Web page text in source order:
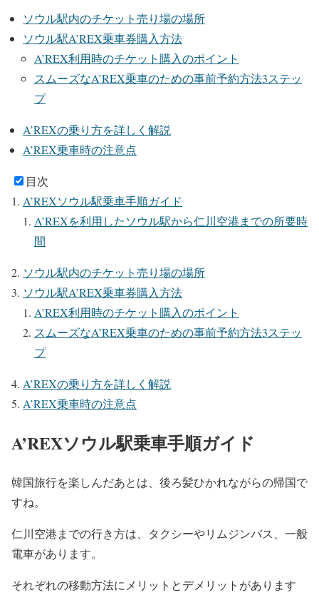
ソウル駅内のチケット売り場の場所
ソウル駅A’REX乗車券購入方法
A’REX利用時のチケット購入のポイント
スムーズなA’REX乗車のための事前予約方法3ステッ
プ
A’REXの乗り方を詳しく解説
A’REX乗車時の注意点
目次
A’REXソウル駅乗車手順ガイド
A’REXを利用したソウル駅から仁川空港までの所要時
間
ソウル駅内のチケット売り場の場所
ソウル駅A’REX乗車券購入方法
A’REX利用時のチケット購入のポイント
スムーズなA’REX乗車のための事前予約方法3ステッ
プ
A’REXの乗り方を詳しく解説
A’REX乗車時の注意点
A’REXソウル駅乗車手順ガイド
韓国旅行を楽しんだあとは、後ろ髪ひかれながらの帰国で
すね。
仁川空港までの行き方は、タクシーやリムジンバス、一般
電車があります。
それぞれの移動方法にメリットとデメリットがあります